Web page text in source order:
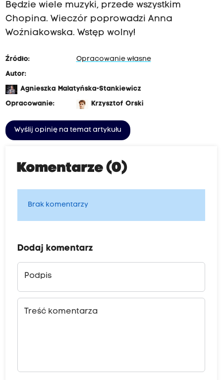
Będzie wiele muzyki, przede wszystkim
Chopina. Wieczór poprowadzi Anna
Woźniakowska. Wstęp wolny!
Źródło:
Opracowanie własne
Autor:
Agnieszka Malatyńska-Stankiewicz
Opracowanie:
Krzysztof Orski
Wyślij opinię na temat artykułu
Komentarze (0)
Brak komentarzy
Dodaj komentarz
Podpis
Treść komentarza